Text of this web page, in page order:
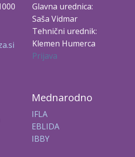
Glavna urednica:
Saša Vidmar
Tehnični urednik:
Klemen Humerca
Prijava
Mednarodno
IFLA
EBLIDA
IBBY